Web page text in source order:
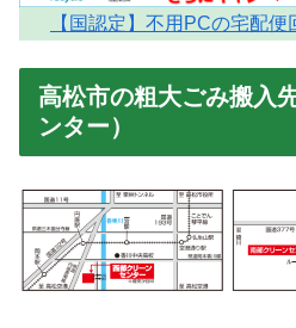
【国認定】不用PCの宅配
高松市の粗大ごみ搬入
ンター）